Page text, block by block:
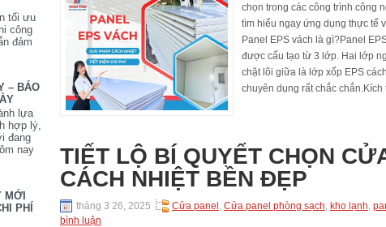
tối ưu
công
đảm
– BÁO
lựa
hợp lý,
đang
nay
MỚI
PHÍ
chọn trong các công trình công
tìm hiểu ngay ứng dụng thực tế
Panel EPS vách là gì?Panel
được cấu tạo từ 3 lớp. Hai lớp
chặt lõi giữa là lớp xốp EPS
chuyên dụng rất chắc chắn.Kích
TIẾT LỘ BÍ QUYẾT CHỌN
CÁCH NHIỆT BỀN ĐẸP
tháng 3 26, 2025 Cửa panel Cửa panel phòng sạch kho lạnh
bình luận